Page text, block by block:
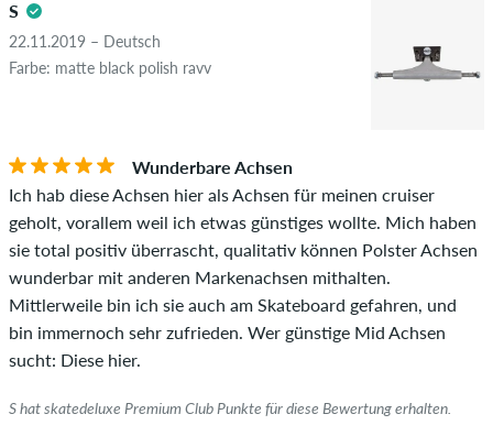
beleidigenden oder obszönen Inhalten sowie Bewertungen,
die geltendes Recht oder Urheberrechte verletzen oder Spam
und Fremdwerbung enthalten, werden nicht veröffentlicht.
Ob die Bewertung von einer Person stammt, die diesen
Artikel wirklich gekauft hat, erkennst du am grünen Haken
neben dem Namen mit dem Zusatz "Verifizierter Kauf". Bei
diesen Personen wurde der Kauf anhand ihrer Bestellungen
überprüft. Bei Bewertungen ohne grünen Haken, können wir
leider nicht garantieren, dass die Personen den Artikel
wirklich besitzen oder besessen haben.
S
22.11.2019 – Deutsch
Farbe: matte black polish ravv
Wunderbare Achsen
Ich hab diese Achsen hier als Achsen für meinen cruiser
geholt, vorallem weil ich etwas günstiges wollte. Mich haben
sie total positiv überrascht, qualitativ können Polster Achsen
wunderbar mit anderen Markenachsen mithalten.
Mittlerweile bin ich sie auch am Skateboard gefahren, und
bin immernoch sehr zufrieden. Wer günstige Mid Achsen
sucht: Diese hier.
S hat skatedeluxe Premium Club Punkte für diese Bewertung erhalten.